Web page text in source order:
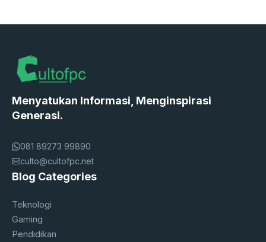
Menyatukan Informasi, Menginspirasi
Generasi.
081 89273 99890
culto@cultofpc.net
Blog Categories
Teknologi
Gaming
Pendidikan